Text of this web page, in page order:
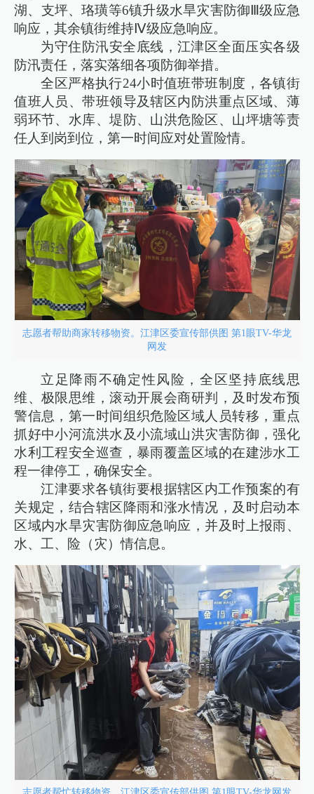
湖、支坪、珞璜等6镇升级水旱灾害防御Ⅲ级应急
响应，其余镇街维持Ⅳ级应急响应。
为守住防汛安全底线，江津区全面压实各级
防汛责任，落实落细各项防御举措。
全区严格执行24小时值班带班制度，各镇街
值班人员、带班领导及辖区内防洪重点区域、薄
弱环节、水库、堤防、山洪危险区、山坪塘等责
任人到岗到位，第一时间应对处置险情。
志愿者帮助商家转移物资。江津区委宣传部供图 第1眼TV-华龙
网发
立足降雨不确定性风险，全区坚持底线思
维、极限思维，滚动开展会商研判，及时发布预
警信息，第一时间组织危险区域人员转移，重点
抓好中小河流洪水及小流域山洪灾害防御，强化
水利工程安全巡查，暴雨覆盖区域的在建涉水工
程一律停工，确保安全。
江津要求各镇街要根据辖区内工作预案的有
关规定，结合辖区降雨和涨水情况，及时启动本
区域内水旱灾害防御应急响应，并及时上报雨、
水、工、险（灾）情信息。